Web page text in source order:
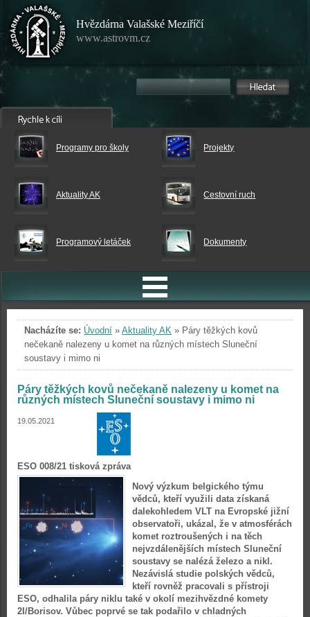
Hvězdárna Valašské Meziříčí
www.astrovm.cz
Programy pro školy Projekty
Aktuality AK Cestovní ruch
Programový letáček Dokumenty
Nacházíte se: Úvodní » Aktuality AK » Páry těžkých kovů
nečekaně nalezeny u komet na různých místech Sluneční
soustavy i mimo ni
Páry těžkých kovů nečekaně nalezeny u komet na
různých místech Sluneční soustavy i mimo ni
19.05.2021
ESO 008/21 tisková zpráva
Nový výzkum belgického týmu
vědců, kteří využili data získaná
dalekohledem VLT na Evropské jižní
observatoři, ukázal, že v atmosférách
komet roztroušených i na těch
nejvzdálenějších místech Sluneční
soustavy se nalézá železo a nikl.
Nezávislá studie polských vědců,
kteří rovněž pracovali s přístroji
ESO, odhalila páry niklu také v okolí mezihvězdné komety
2I/Borisov. Vůbec poprvé se tak podařilo v chladných